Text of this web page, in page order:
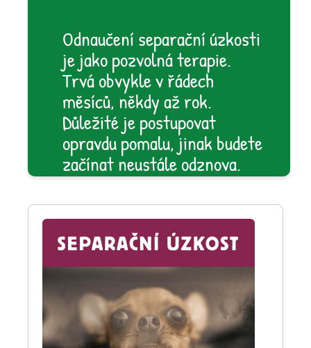
Odnaučení separační úzkosti
je jako pozvolná terapie.
Trvá obvykle v řádech
měsíců, někdy až rok.
Důležité je postupovat
opravdu pomalu, jinak budete
začínat neustále odznova.